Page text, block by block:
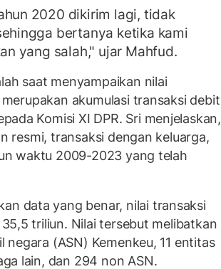
2020 dikirim lagi, tidak
bertanya ketika kami
yang salah," ujar Mahfud.
saat menyampaikan nilai
akumulasi transaksi debit
Komisi XI DPR. Sri menjelaskan,
resmi, transaksi dengan keluarga,
waktu 2009-2023 yang telah
data yang benar, nilai transaksi
triliun. Nilai tersebut melibatkan
(ASN) Kemenkeu, 11 entitas
lain, dan 294 non ASN.